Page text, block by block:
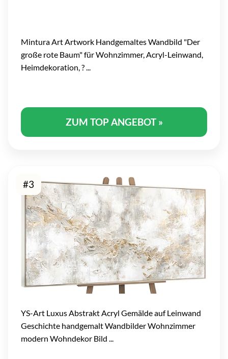
Mintura Art Artwork Handgemaltes Wandbild "Der
große rote Baum" für Wohnzimmer, Acryl-Leinwand,
Heimdekoration, ? ...
ZUM TOP ANGEBOT »
#3
YS-Art Luxus Abstrakt Acryl Gemälde auf Leinwand
Geschichte handgemalt Wandbilder Wohnzimmer
modern Wohndekor Bild ...